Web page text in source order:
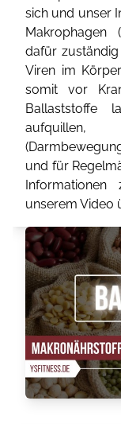
sich und unser
Makrophagen
dafür
Viren im
somit vor
Ballaststoffe
und für
unserem Video